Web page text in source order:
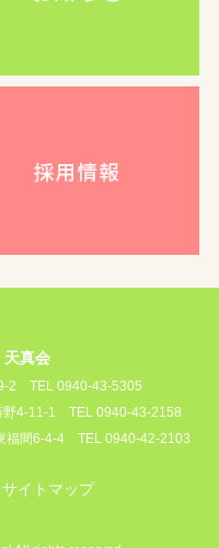
真会
2
TEL 0940-43-5305
野4-11-1
TEL 0940-43-2158
福間6-4-4 TEL 0940-42-2103
サイトマップ